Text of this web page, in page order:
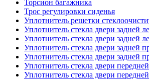
Торсион багажника
Трос регулировки сиденья
Уплотнитель решетки
Уплотнитель стекла двери задней
Уплотнитель стекла двери задней
Уплотнитель стекла двери задней
Уплотнитель стекла двери задней
Уплотнитель стекла двери
Уплотнитель стекла двери